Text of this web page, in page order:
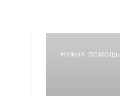
НУЖНА ПОМОЩЬ